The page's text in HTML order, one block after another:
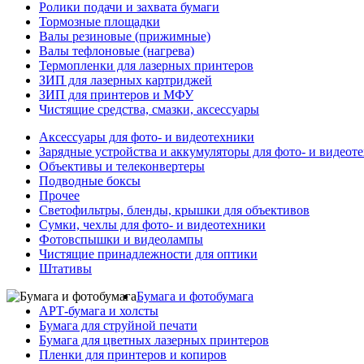
Ролики подачи и захвата бумаги
Тормозные площадки
Валы резиновые (прижимные)
Валы тефлоновые (нагрева)
Термопленки для лазерных принтеров
ЗИП для лазерных картриджей
ЗИП для принтеров и МФУ
Чистящие средства, смазки, аксессуары
Аксессуары для фото- и видеотехники
Зарядные устройства и аккумуляторы для фото- и
Объективы и телеконвертеры
Подводные боксы
Прочее
Светофильтры, бленды, крышки для объективов
Сумки, чехлы для фото- и видеотехники
Фотовспышки и видеолампы
Чистящие принадлежности для оптики
Штативы
Бумага и фотобумага
АРТ-бумага и холсты
Бумага для струйной печати
Бумага для цветных лазерных принтеров
Пленки для принтеров и копиров